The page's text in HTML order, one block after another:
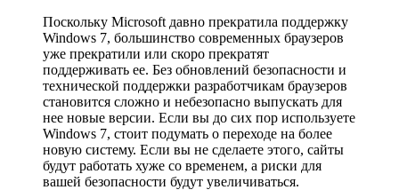
Поскольку Microsoft давно прекратила поддержку
Windows 7, большинство современных браузеров
уже прекратили или скоро прекратят
поддерживать ее. Без обновлений безопасности и
технической поддержки разработчикам браузеров
становится сложно и небезопасно выпускать для
нее новые версии. Если вы до сих пор используете
Windows 7, стоит подумать о переходе на более
новую систему. Если вы не сделаете этого, сайты
будут работать хуже со временем, а риски для
вашей безопасности будут увеличиваться.